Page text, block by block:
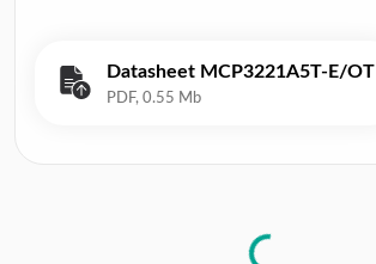
Datasheet MCP3221A5T-E/OT